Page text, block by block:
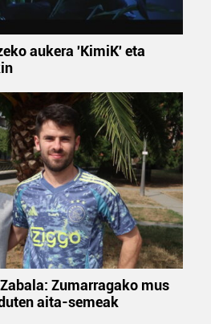
aukera 'KimiK' eta
Zumarragako mus
aita-semeak